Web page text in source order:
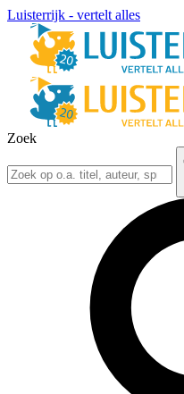
Luisterrijk - vertelt alles
Zoek